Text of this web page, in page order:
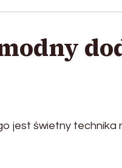
jest świetny